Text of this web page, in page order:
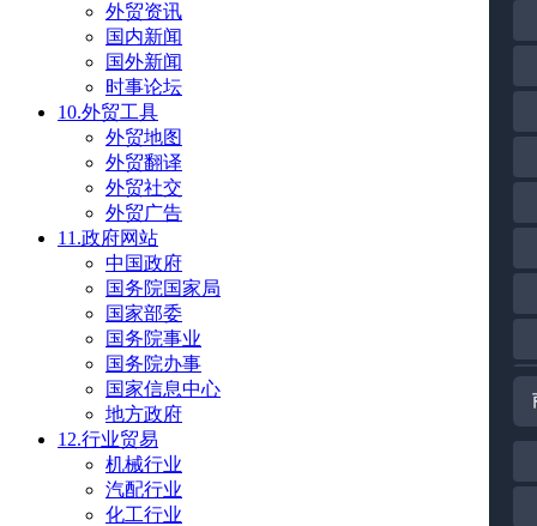
外贸资讯
国内新闻
国外新闻
时事论坛
10.外贸工具
外贸地图
外贸翻译
外贸社交
外贸广告
11.政府网站
中国政府
国务院国家局
国家部委
国务院事业
国务院办事
国家信息中心
地方政府
12.行业贸易
机械行业
汽配行业
化工行业